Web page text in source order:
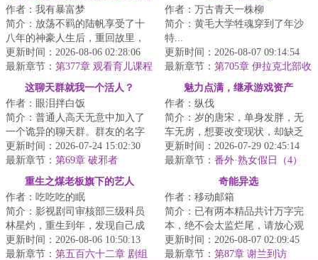
胎
作者：我有暴富梦
简介：放荡不羁的陆帆享受了十
八年的神豪人生后，重回故里，
却意外看到酷似前女友长相的女
孩。这才得知当...
更新时间：2026-08-06 02:28:06
最新章节： 第377章 观看育儿课程
（求月票！）
作者：万古青天一株柳
简介：黄毛大学牲魂穿到了年沙
特...
更新时间：2026-08-07 09:14:54
最新章节： 第705章 伊拉克北部收
这聊天群就我一个活人？
作者：眼泪拌白饭
简介：普通人高天无意中加入了
一个诡异的聊天群。群友的名字
都十分奇怪，像是什么“鬼
婴”、“鬼洞”、“...
更新时间：2026-07-24 15:02:30
最新章节： 第69章 破邪者
魅力点满，继承游戏资产
作者：纵伐
简介：岁的唐宋，单身发胖，无
车无房，想要改变现状，却缺乏
精力、信念和方向。遭遇职场霸
凌后，玩了三年...
更新时间：2026-07-29 02:45:14
最新章节： 番外·熟女假日（4）
重生之煤老板旗下的艺人
作者：吃吃吃的眠
简介：影视剧司审核部三级科员
林星灼，重生到年，发现自己成
为了一家煤老板投资的影视公司
签约艺人。六公...
更新时间：2026-08-06 10:50:13
最新章节： 第五百六十二章 剧组
奇能异选
作者：移动邮箱
简介：已有两本精品共计万字完
本，绝不会太监烂尾，请放心观
看。陆冬青穿越了！这个世界到
处都是奇人异象...
更新时间：2026-08-07 02:09:45
最新章节： 第87章 谢兰到访